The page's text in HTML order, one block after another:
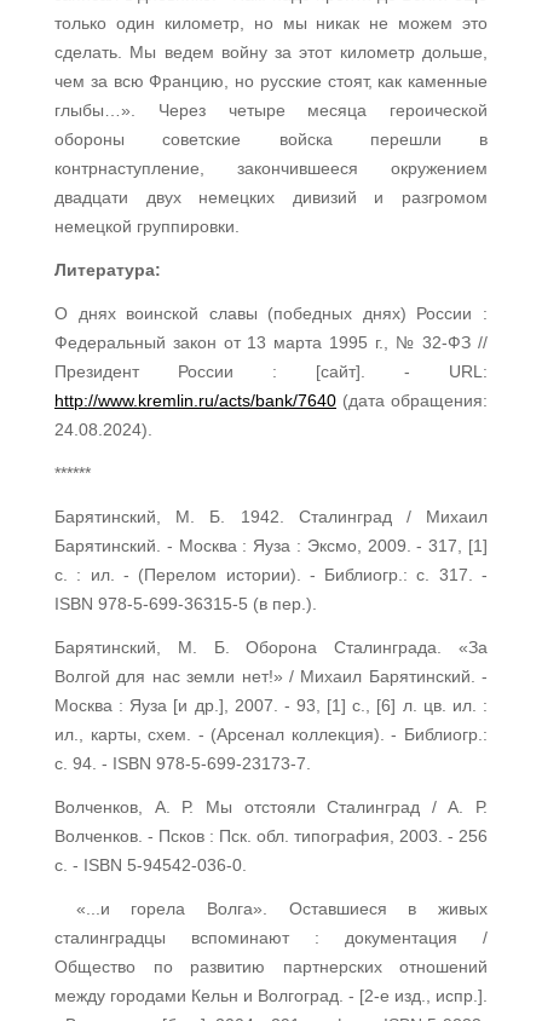
только один километр, но мы никак не можем это
сделать. Мы ведем войну за этот километр дольше,
чем за всю Францию, но русские стоят, как каменные
глыбы…». Через четыре месяца героической
обороны советские войска перешли в
контрнаступление, закончившееся окружением
двадцати двух немецких дивизий и разгромом
немецкой группировки.
Литература:
О днях воинской славы (победных днях) России :
Федеральный закон от 13 марта 1995 г., № 32-ФЗ //
Президент России : [сайт]. - URL:
http://www.kremlin.ru/acts/bank/7640 (дата обращения:
24.08.2024).
******
Барятинский, М. Б. 1942. Сталинград / Михаил
Барятинский. - Москва : Яуза : Эксмо, 2009. - 317, [1]
с. : ил. - (Перелом истории). - Библиогр.: с. 317. -
ISBN 978-5-699-36315-5 (в пер.).
Барятинский, М. Б. Оборона Сталинграда. «За
Волгой для нас земли нет!» / Михаил Барятинский. -
Москва : Яуза [и др.], 2007. - 93, [1] с., [6] л. цв. ил. :
ил., карты, схем. - (Арсенал коллекция). - Библиогр.:
с. 94. - ISBN 978-5-699-23173-7.
Волченков, А. Р. Мы отстояли Сталинград / А. Р.
Волченков. - Псков : Пск. обл. типография, 2003. - 256
с. - ISBN 5-94542-036-0.
«...и горела Волга». Оставшиеся в живых
сталинградцы вспоминают : документация /
Общество по развитию партнерских отношений
между городами Кельн и Волгоград. - [2-е изд., испр.].